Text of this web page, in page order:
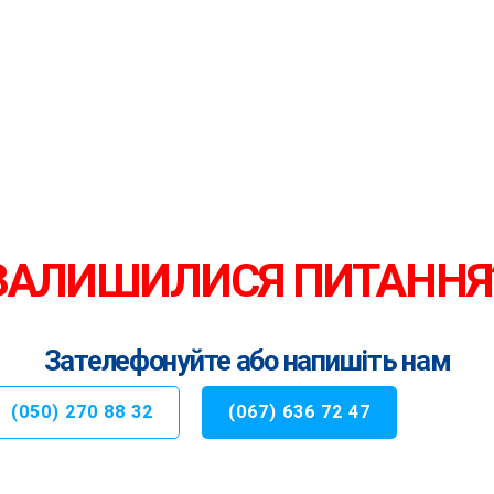
Зателефонуйте або напишіть нам
(050) 270 88 32 (067) 636 72 47